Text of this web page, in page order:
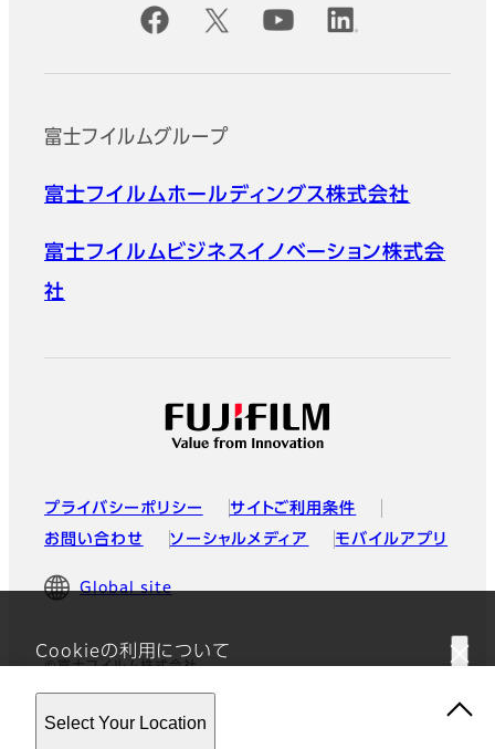
Cookieの利用について
このウェブサイトはクッキーを使用しています。このサイトを使用す
ることにより、 プライバシーポリシー
Select Your Location
公式SNSアカウント
富士フイルムグループ
富士フイルムホールディングス株式会社
富士フイルムビジネスイノベーション株式会
社
プライバシーポリシー
サイトご利用条件
お問い合わせ
ソーシャルメディア モバイルアプリ
Global site
©富士フイルム株式会社